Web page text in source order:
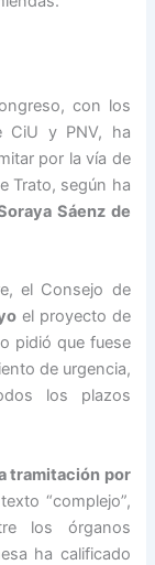
con los
CiU y PNV, ha
por la vía de
Trato, según ha
Sáenz de
el Consejo de
el proyecto de
pidió que fuese
de urgencia,
los plazos
tramitación por
“complejo”,
los órganos
ha calificado